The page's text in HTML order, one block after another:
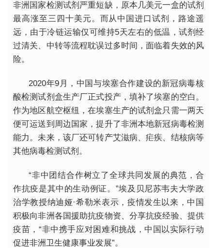
非洲国家检测试剂严重短缺，原本几美元一盒的试剂
最高涨至三四十美元。而从中国进口试剂，路途遥
远，由于冷链运输仅可维持5天左右的低温，试剂经
过清关、中转等流程耽误过多时间，面临着失效的风
险。
2020年9月，中国与埃塞合作建设的新冠病毒核
酸检测试剂盒生产厂正式投产，填补了埃塞的空白。
作为地区航空枢纽，在埃塞生产的试剂盒只需一两天
便可运送到周边国家，提升了非洲本地新冠病毒检测
能力。未来，该厂还可转产艾滋病、疟疾、结核病等
其他病毒检测试剂。
“非中团结合作树立了全球共同发展的典范，合
作抗疫是其中的生动例证。”埃及贝尼苏韦夫大学政
治学教授纳迪娅·希勒米表示，疫情发生以来，中国
积极向非洲各国援助抗疫物资、分享抗疫经验、提供
疫苗，“非中携手应对困难和挑战，中国以实际行动
促进非洲卫生健康事业发展”。